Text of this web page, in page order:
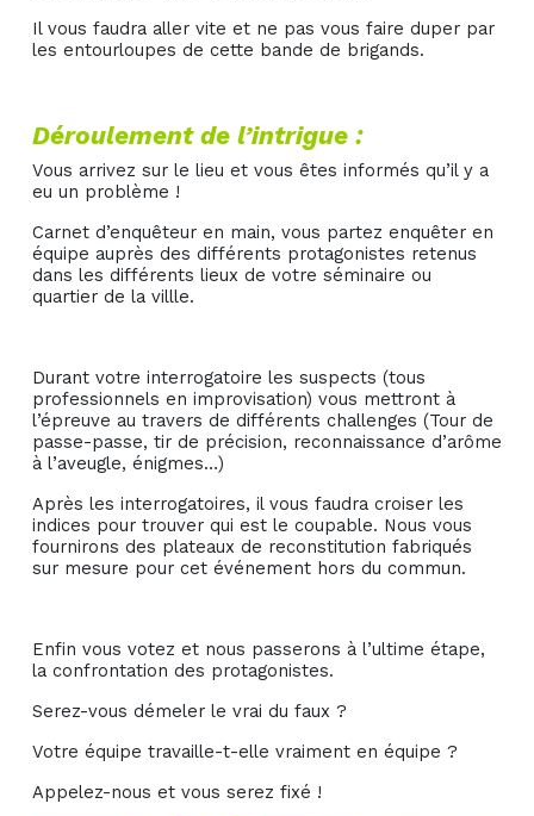
Il vous faudra aller vite et ne pas vous faire duper par
les entourloupes de cette bande de brigands.
Déroulement de l’intrigue :
Vous arrivez sur le lieu et vous êtes informés qu’il y a
eu un problème !
Carnet d’enquêteur en main, vous partez enquêter en
équipe auprès des différents protagonistes retenus
dans les différents lieux de votre séminaire ou
quartier de la villle.
Durant votre interrogatoire les suspects (tous
professionnels en improvisation) vous mettront à
l’épreuve au travers de différents challenges (Tour de
passe-passe, tir de précision, reconnaissance d’arôme
à l’aveugle, énigmes…)
Après les interrogatoires, il vous faudra croiser les
indices pour trouver qui est le coupable. Nous vous
fournirons des plateaux de reconstitution fabriqués
sur mesure pour cet événement hors du commun.
Enfin vous votez et nous passerons à l’ultime étape,
la confrontation des protagonistes.
Serez-vous démeler le vrai du faux ?
Votre équipe travaille-t-elle vraiment en équipe ?
Appelez-nous et vous serez fixé !